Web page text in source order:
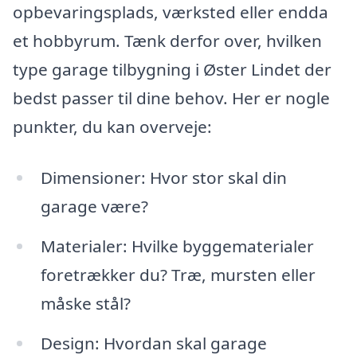
opbevaringsplads, værksted eller endda
et hobbyrum. Tænk derfor over, hvilken
type garage tilbygning i Øster Lindet der
bedst passer til dine behov. Her er nogle
punkter, du kan overveje:
Dimensioner: Hvor stor skal din
garage være?
Materialer: Hvilke byggematerialer
foretrækker du? Træ, mursten eller
måske stål?
Design: Hvordan skal garage